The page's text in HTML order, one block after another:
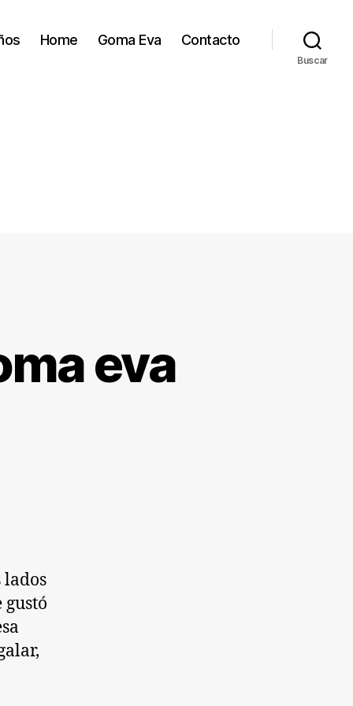
Home Goma Eva Contacto
Buscar
eva
lados